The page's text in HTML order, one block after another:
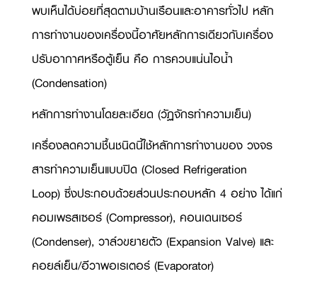
พบเห็นได้บ่อยที่สุดตามบ้านเรือนและอาคารทั่วไป หลัก
การทำงานของเครื่องนี้อาศัยหลักการเดียวกับเครื่อง
ปรับอากาศหรือตู้เย็น คือ การควบแน่นไอน้ำ
(Condensation)
หลักการทำงานโดยละเอียด (วัฏจักรทำความเย็น)
เครื่องลดความชื้นชนิดนี้ใช้หลักการทำงานของ วงจร
สารทำความเย็นแบบปิด (Closed Refrigeration
Loop) ซึ่งประกอบด้วยส่วนประกอบหลัก 4 อย่าง ได้แก่
คอมเพรสเซอร์ (Compressor), คอนเดนเซอร์
(Condenser), วาล์วขยายตัว (Expansion Valve) และ
คอยล์เย็น/อีวาพอเรเตอร์ (Evaporator)